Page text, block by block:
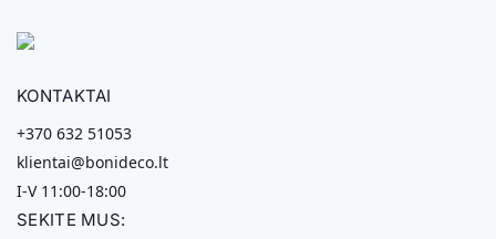
KONTAKTAI
+370 632 51053
klientai@bonideco.lt
I-V 11:00-18:00
SEKITE MUS: